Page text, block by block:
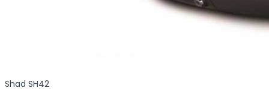
Shad SH42